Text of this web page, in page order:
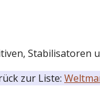
Stabilisatoren
zur Liste: